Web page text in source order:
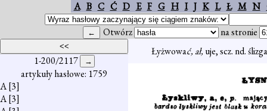
A B C Ć D E F G H I J K L Ł M N
Otwórz na stronie
1-200/2117
artykuły hasłowe: 1759
A[3]
A[3]
Łyżwować, ał, uje, scz. nd.